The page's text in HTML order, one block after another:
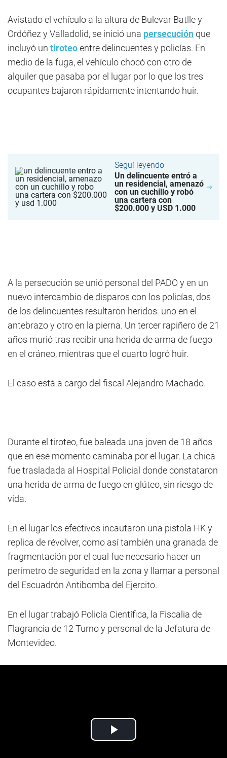
Avistado el vehículo a la altura de Bulevar Batlle y
Ordóñez y Valladolid, se inició una persecución que
incluyó un tiroteoentre delincuentes y policías. En
medio de la fuga, el vehículo chocó con otro de
alquiler que pasaba por el lugar por lo que los tres
ocupantes bajaron rápidamente intentando huir.
Seguí leyendo
Un delincuente entró a
un residencial, amenazó
con un cuchillo y robó
una cartera con
$200.000 y USD 1.000
A la persecución se unió personal del PADO y en un
nuevo intercambio de disparos con los policías, dos
de los delincuentes resultaron heridos: uno en el
antebrazo y otro en la pierna. Un tercer rapiñero de 21
años murió tras recibir una herida de arma de fuego
en el cráneo, mientras que el cuarto logró huir.
El caso está a cargo del fiscal Alejandro Machado.
Durante el tiroteo, fue baleada una joven de 18 años
que en ese momento caminaba por el lugar. La chica
fue trasladada al Hospital Policial donde constataron
una herida de arma de fuego en glúteo, sin riesgo de
vida.
En el lugar los efectivos incautaron una pistola HK y
replica de révolver, como así también una granada de
fragmentación por el cual fue necesario hacer un
perímetro de seguridad en la zona y llamar a personal
del Escuadrón Antibomba del Ejercito.
En el lugar trabajó Policía Científica, la Fiscalia de
Flagrancia de 12 Turno y personal de la Jefatura de
Montevideo.